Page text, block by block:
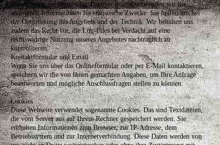
Daten zwingend notwendig. Darüber hinaus verwenden wir die
anonymen Informationen für statistische Zwecke. Sie helfen uns bei
der Optimierung des Angebots und der Technik. Wir behalten uns
zudem das Recht vor, die Log-Files bei Verdacht auf eine
rechtswidrige Nutzung unseres Angebotes nachträglich zu
kontrollieren.
Kontaktformular und Email
Wenn Sie uns über das Onlineformular oder per E-Mail kontaktieren,
speichern wir die von Ihnen gemachten Angaben, um Ihre Anfrage
beantworten und mögliche Anschlussfragen stellen zu können.
Cookies
Diese Webseite verwendet sogenannte Cookies. Das sind Textdateien,
die vom Server aus auf Ihrem Rechner gespeichert werden. Sie
enthalten Informationen zum Browser, zur IP-Adresse, dem
Betriebssystem und zur Internetverbindung. Diese Daten werden von